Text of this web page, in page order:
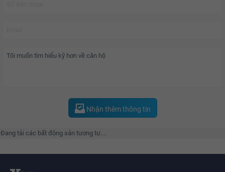
Nhận thêm thông tin
tải các bất động sản tương tự....